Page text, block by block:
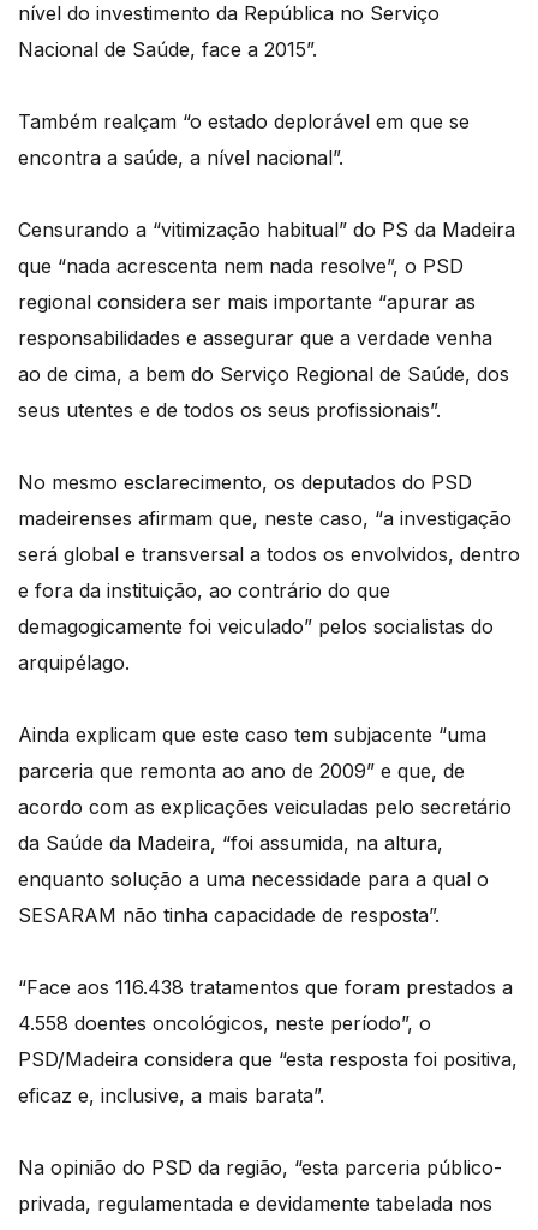
nível do investimento da República no Serviço
Nacional de Saúde, face a 2015”.
Também realçam “o estado deplorável em que se
encontra a saúde, a nível nacional”.
Censurando a “vitimização habitual” do PS da Madeira
que “nada acrescenta nem nada resolve”, o PSD
regional considera ser mais importante “apurar as
responsabilidades e assegurar que a verdade venha
ao de cima, a bem do Serviço Regional de Saúde, dos
seus utentes e de todos os seus profissionais”.
No mesmo esclarecimento, os deputados do PSD
madeirenses afirmam que, neste caso, “a investigação
será global e transversal a todos os envolvidos, dentro
e fora da instituição, ao contrário do que
demagogicamente foi veiculado” pelos socialistas do
arquipélago.
Ainda explicam que este caso tem subjacente “uma
parceria que remonta ao ano de 2009” e que, de
acordo com as explicações veiculadas pelo secretário
da Saúde da Madeira, “foi assumida, na altura,
enquanto solução a uma necessidade para a qual o
SESARAM não tinha capacidade de resposta”.
“Face aos 116.438 tratamentos que foram prestados a
4.558 doentes oncológicos, neste período”, o
PSD/Madeira considera que “esta resposta foi positiva,
eficaz e, inclusive, a mais barata”.
Na opinião do PSD da região, “esta parceria público-
privada, regulamentada e devidamente tabelada nos